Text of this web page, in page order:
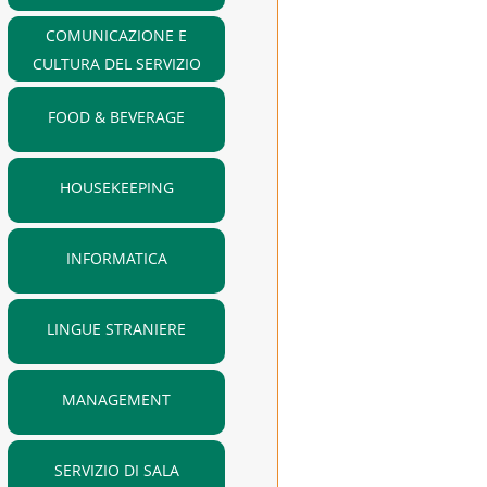
COMUNICAZIONE E
CULTURA DEL SERVIZIO
FOOD & BEVERAGE
HOUSEKEEPING
INFORMATICA
LINGUE STRANIERE
MANAGEMENT
SERVIZIO DI SALA